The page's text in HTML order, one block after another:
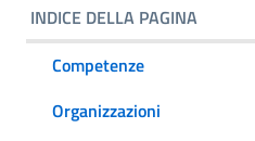
INDICE DELLA PAGINA
Competenze
Organizzazioni